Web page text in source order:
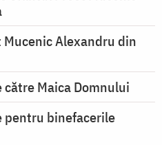
Alexandru din
Maica Domnului
pentru binefacerile